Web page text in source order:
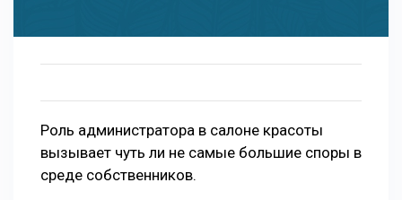
Роль администратора в салоне красоты
вызывает чуть ли не самые большие споры в
среде собственников.